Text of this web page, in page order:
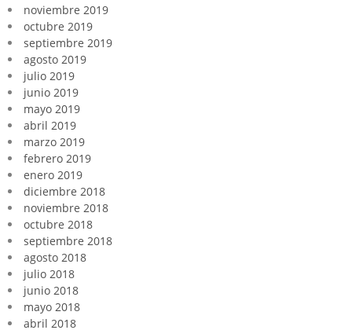
noviembre 2019
octubre 2019
septiembre 2019
agosto 2019
julio 2019
junio 2019
mayo 2019
abril 2019
marzo 2019
febrero 2019
enero 2019
diciembre 2018
noviembre 2018
octubre 2018
septiembre 2018
agosto 2018
julio 2018
junio 2018
mayo 2018
abril 2018